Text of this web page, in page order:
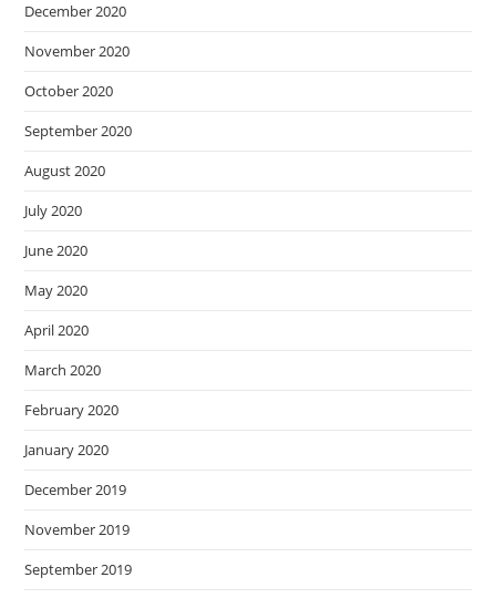
December 2020
November 2020
October 2020
September 2020
August 2020
July 2020
June 2020
May 2020
April 2020
March 2020
February 2020
January 2020
December 2019
November 2019
September 2019